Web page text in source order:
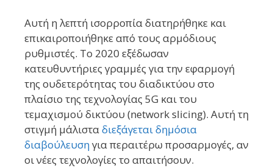
Αυτή η λεπτή ισορροπία διατηρήθηκε και
επικαιροποιήθηκε από τους αρμόδιους
ρυθμιστές. Το 2020 εξέδωσαν
κατευθυντήριες γραμμές για την εφαρμογή
της ουδετερότητας του διαδικτύου στο
πλαίσιο της τεχνολογίας 5G και του
τεμαχισμού δικτύου (network slicing). Αυτή τη
στιγμή μάλισταδιεξάγεται δημόσια
διαβούλευσηγια περαιτέρω προσαρμογές, αν
οι νέες τεχνολογίες το απαιτήσουν.